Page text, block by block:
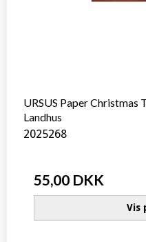
URSUS Paper Christmas
Landhus
2025268
55,00 DKK
Vis